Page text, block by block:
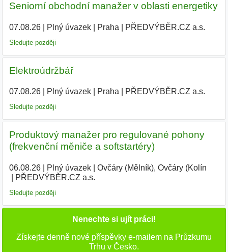
Seniorní obchodní manažer v oblasti energetiky
07.08.26| Plný úvazek| Praha PŘEDVÝBĚR.CZ a.s.
Sledujte později
Elektroúdržbář
07.08.26| Plný úvazek| Praha PŘEDVÝBĚR.CZ a.s.
Sledujte později
Produktový manažer pro regulované pohony
(frekvenční měniče a softstartéry)
06.08.26| Plný úvazek| Ovčáry (Mělník), Ovčáry (Kolín
PŘEDVÝBĚR.CZ a.s.
Sledujte později
Nenechte si ujít práci!
Získejte denně nové příspěvky e-mailem na Průzkumu
Trhu v Česko.